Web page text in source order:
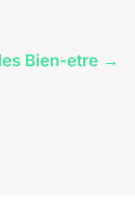
Bien-etre →